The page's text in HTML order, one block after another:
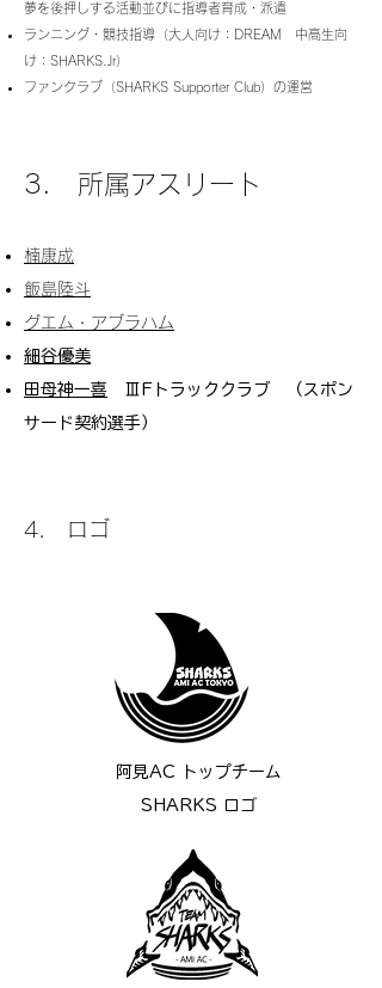
夢を後押しする活動並びに指導者育成・派遣
ランニング・競技指導（大人向け：DREAM 中高生向
け：SHARKS.Jr）
ファンクラブ（SHARKS Supporter Club）の運営
3. 所属アスリート
楠康成
飯島陸斗
グエム・アブラハム
細谷優美
田母神一喜 ⅢFトラッククラブ （スポン
サード契約選手）
4. ロゴ
阿見AC トップチーム
SHARKS ロゴ